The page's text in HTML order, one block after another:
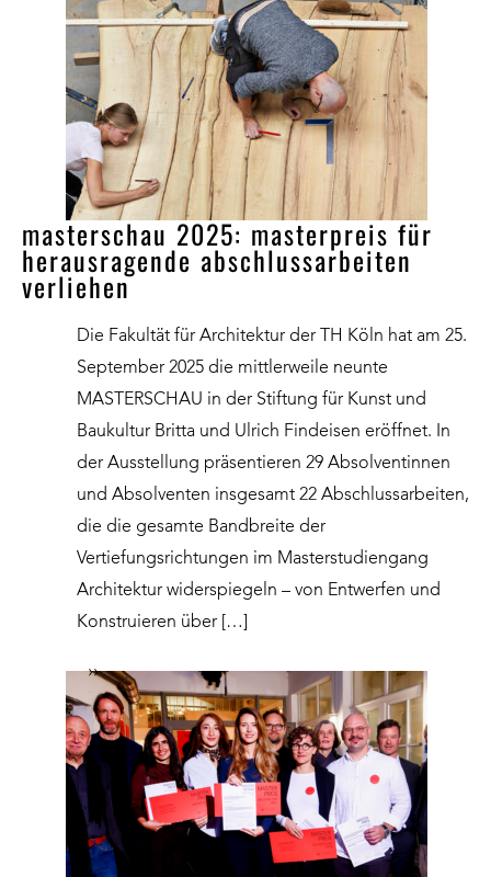
masterschau 2025: masterpreis für
herausragende abschlussarbeiten
verliehen
Die Fakultät für Architektur der TH Köln hat am 25.
September 2025 die mittlerweile neunte
MASTERSCHAU in der Stiftung für Kunst und
Baukultur Britta und Ulrich Findeisen eröffnet. In
der Ausstellung präsentieren 29 Absolventinnen
und Absolventen insgesamt 22 Abschlussarbeiten,
die die gesamte Bandbreite der
Vertiefungsrichtungen im Masterstudiengang
Architektur widerspiegeln – von Entwerfen und
Konstruieren über […]
››